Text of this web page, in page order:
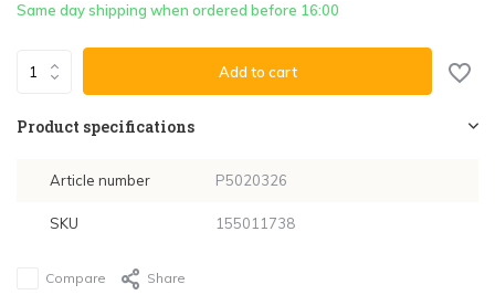
Same day shipping when ordered before 16:00
Add to cart
Product specifications
Article number P5020326
SKU 155011738
Compare Share